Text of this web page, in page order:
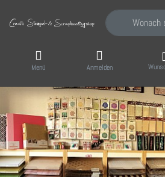
Geben Sie
Menü Anmelden